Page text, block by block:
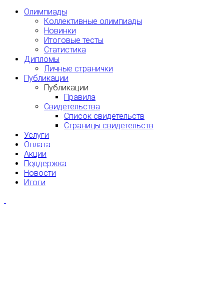
Олимпиады
Коллективные олимпиады
Новинки
Итоговые тесты
Статистика
Дипломы
Личные странички
Публикации
Публикации
Правила
Свидетельства
Список свидетельств
Страницы свидетельств
Услуги
Оплата
Акции
Поддержка
Новости
Итоги